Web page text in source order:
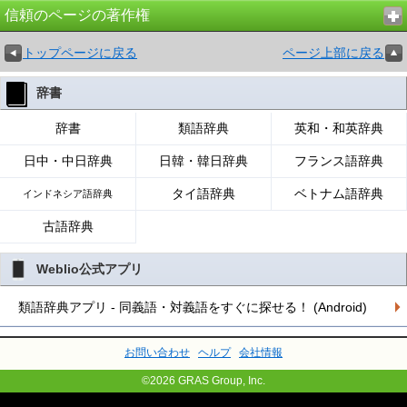
信頼のページの著作権
トップページに戻る ページ上部に戻る
辞書
辞書 類語辞典 英和・和英辞典
日中・中日辞典 日韓・韓日辞典 フランス語辞典
インドネシア語辞典 タイ語辞典 ベトナム語辞典
古語辞典
Weblio公式アプリ
類語辞典アプリ - 同義語・対義語をすぐに探せる！ (Android)
お問い合わせ ヘルプ 会社情報
©2026 GRAS Group, Inc.